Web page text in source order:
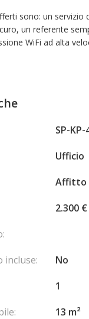
sono: un servizio
un referente
WiFi ad alta
Emperador in legno
mostrati, per
SP-
Ufficio
Affitto
2.300 €
incluse:
No
1
13 m²